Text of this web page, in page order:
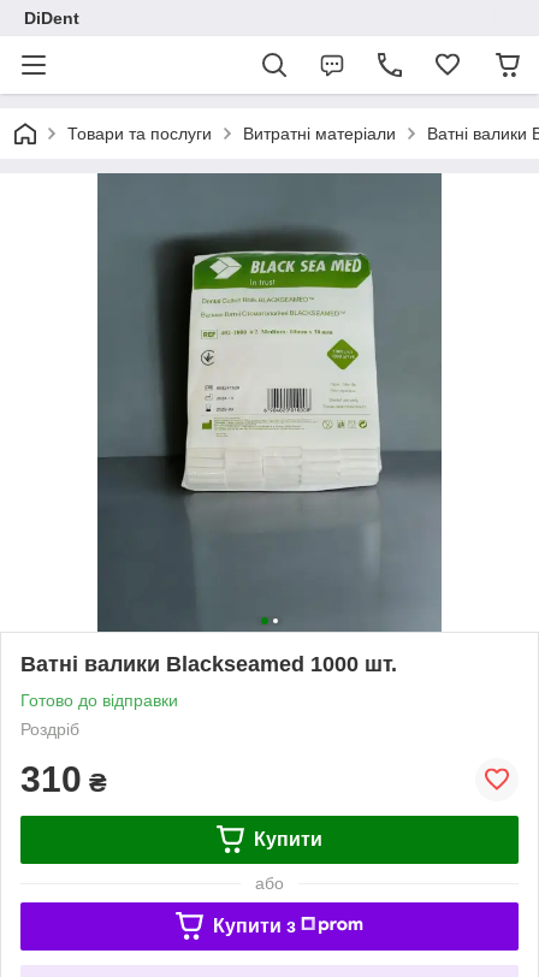
DiDent
Товари та послуги Витратні матеріали Ватні валики
Ватні валики Blackseamed 1000 шт.
Готово до відправки
Роздріб
310 ₴
Купити
або
Купити з